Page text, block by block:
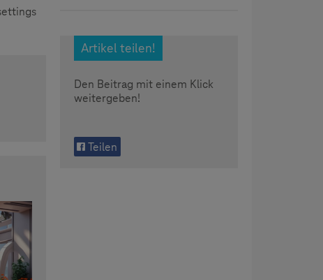
Artikel teilen!
Den Beitrag mit einem Klick
weitergeben!
Teilen